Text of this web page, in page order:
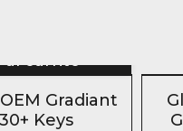
al carrito
Gradiant
Keys